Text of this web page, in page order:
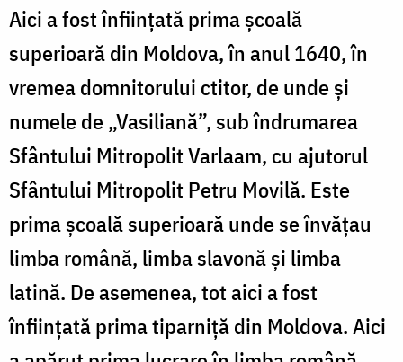
Aici a fost înființată prima școală
superioară din Moldova, în anul 1640, în
vremea domnitorului ctitor, de unde și
numele de „Vasiliană”, sub îndrumarea
Sfântului Mitropolit Varlaam, cu ajutorul
Sfântului Mitropolit Petru Movilă. Este
prima școală superioară unde se învățau
limba română, limba slavonă și limba
latină. De asemenea, tot aici a fost
înființată prima tiparniță din Moldova. Aici